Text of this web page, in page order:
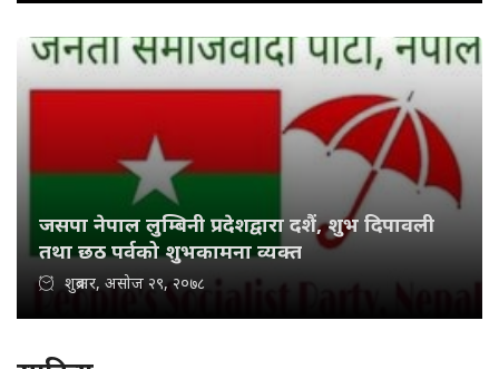
जसपा नेपाल लुम्बिनी प्रदेशद्वारा दशैं, शुभ दिपावली
तथा छठ पर्वको शुभकामना व्यक्त
शुक्रबार, असोज २९, २०७८